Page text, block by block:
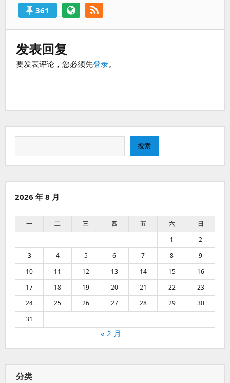
361
发表回复
要发表评论，您必须先登录。
搜索
2026 年 8 月
一 二 三 四 五 六
日
1
2
3
4 5 6 7 8
9
10
11 12 13 14 15
16
17
18 19 20 21 22
23
24
25 26 27 28 29
30
31
« 2 月
分类